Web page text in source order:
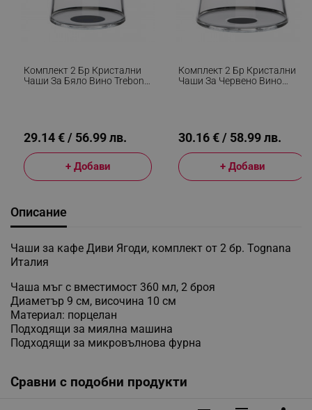
Комплект 2 Бр Кристални
Чаши За Бяло Вино Trebonn
29.14 € / 56.99 лв.
+ Добави
Комплект 2 Бр Кристални
Чаши За Червено Вино
30.16 € / 58.99 лв.
+ Добави
Описание
Чаши за кафе Диви Ягоди, комплект от 2 бр. Tognana
Италия
Чаша мъг с вместимост 360 мл, 2 броя
Диаметър 9 см, височина 10 см
Материал: порцелан
Подходящи за миялна машина
Подходящи за микровълнова фурна
Сравни с подобни продукти